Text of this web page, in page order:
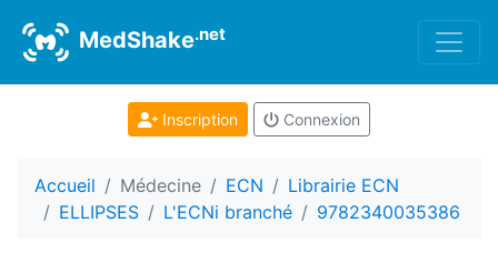
MedShake.net
Inscription Connexion
Accueil Médecine ECN
Librairie ECN
ELLIPSES
L'ECNi branché 9782340035386